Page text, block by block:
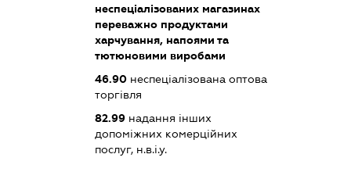
неспеціалізованих магазинах
переважно продуктами
харчування, напоями та
тютюновими виробами
46.90 неспеціалізована оптова
торгівля
82.99 надання інших
допоміжних комерційних
послуг, н.в.і.у.